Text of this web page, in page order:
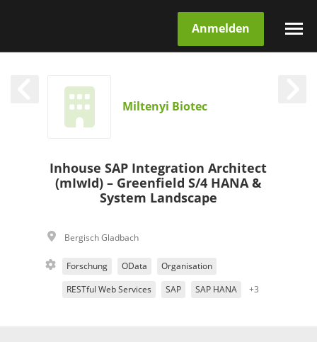
Anmelden
Miltenyi Biotec
Inhouse SAP Integration Architect
(mIwId) – Greenfield S/4 HANA &
System Landscape
Bergisch Gladbach
Forschung OData Organisation
RESTful Web Services SAP SAP HANA +3